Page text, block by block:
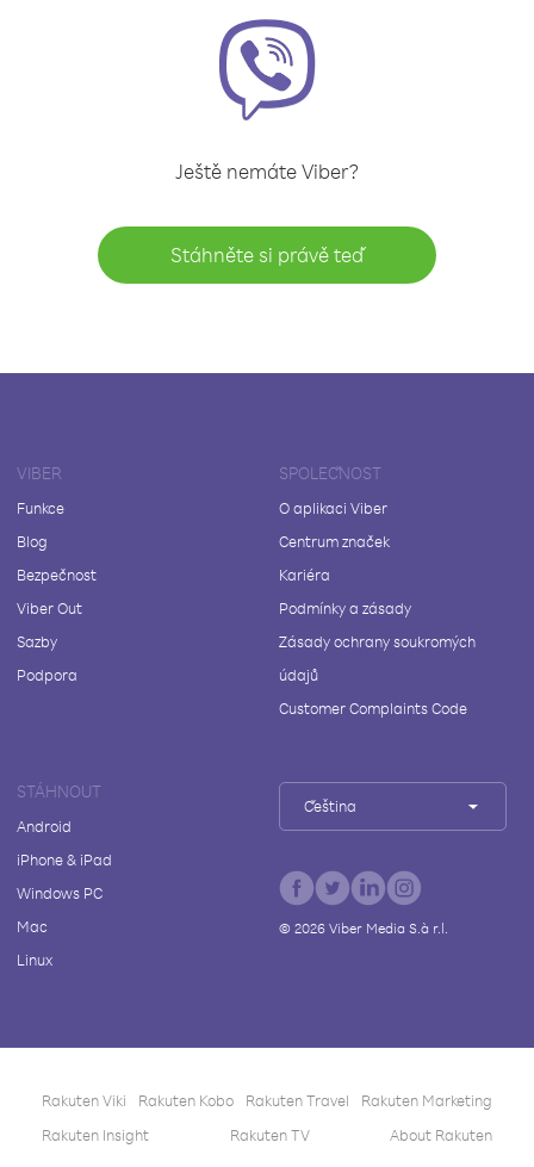
Ještě nemáte Viber?
Stáhněte si právě teď
VIBER
Funkce
Blog
Bezpečnost
Viber Out
Sazby
Podpora
SPOLEČNOST
O aplikaci Viber
Centrum značek
Kariéra
Podmínky a zásady
Zásady ochrany soukromých
údajů
Customer Complaints Code
STÁHNOUT
Android
iPhone & iPad
Windows PC
Mac
Linux
Čeština
© 2026Viber Media S.à r.l.
Rakuten Viki Rakuten Kobo Rakuten Travel
Rakuten Marketing
Rakuten Insight
Rakuten TV About Rakuten